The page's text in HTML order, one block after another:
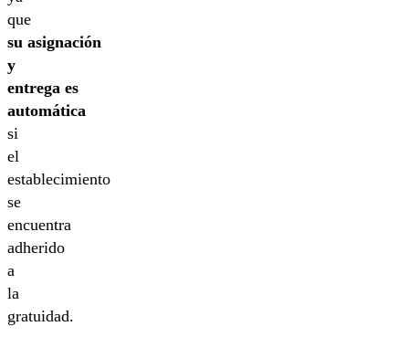
que
su asignación
y
entrega es
automática
si
el
establecimiento
se
encuentra
adherido
a
la
gratuidad.